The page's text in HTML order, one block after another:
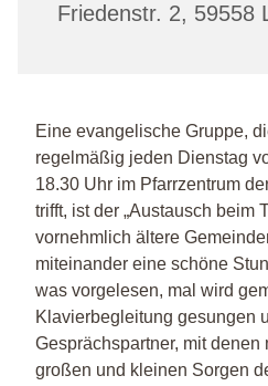
Friedenstr. 2, 59558
Eine evangelische Gruppe,
regelmäßig jeden Dienstag
18.30 Uhr im Pfarrzentrum
trifft, ist der „Austausch beim
vornehmlich ältere
miteinander eine schöne
was vorgelesen, mal wird
Klavierbegleitung gesungen
Gesprächspartner, mit denen
großen und kleinen Sorgen